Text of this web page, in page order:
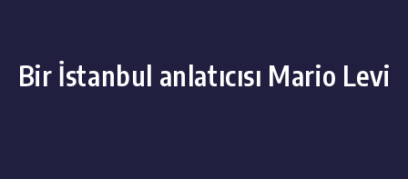
Bir İstanbul anlatıcısı Mario Levi